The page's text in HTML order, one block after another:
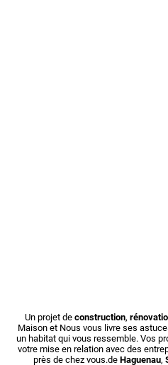
Un projet de construction,
Maison et Nous vous livre ses
un habitat qui vous ressemble. Vos
votre mise en relation avec des
près de chez vous.de Haguenau,